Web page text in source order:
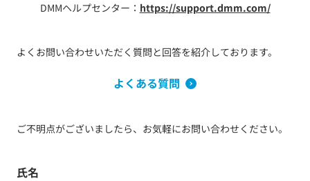
DMMヘルプセンター： https://support.dmm.com/
よくお問い合わせいただく質問と回答を紹介しております。
よくある質問
ご不明点がございましたら、お気軽にお問い合わせください。
氏名